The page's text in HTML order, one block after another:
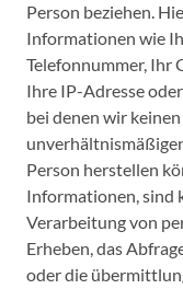
Person beziehen.
Informationen wie
Telefonnummer, Ihr
Ihre IP-Adresse
bei denen wir
Person herstellen
Informationen, sind
Verarbeitung von
Erheben, das
oder die